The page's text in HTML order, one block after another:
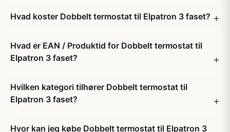
Hvad koster Dobbelt termostat til Elpatron 3 faset?
Hvad er EAN / Produktid for Dobbelt termostat til
Elpatron 3 faset?
Hvilken kategori tilhører Dobbelt termostat til
Elpatron 3 faset?
Hvor kan jeg købe Dobbelt termostat til Elpatron 3